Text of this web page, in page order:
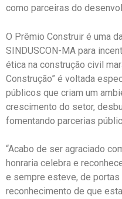
como parceiras do
O Prêmio Construir é uma
SINDUSCON-MA para
ética na construção civil
Construção” é voltada
públicos que criam um
crescimento do setor,
fomentando parcerias
“Acabo de ser agraciado
honraria celebra e
e sempre esteve, de
reconhecimento de que